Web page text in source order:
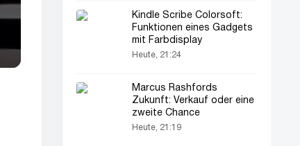
Kindle Scribe Colorsoft:
Funktionen eines Gadgets
mit Farbdisplay
Heute, 21:24
Marcus Rashfords
Zukunft: Verkauf oder eine
zweite Chance
Heute, 21:19